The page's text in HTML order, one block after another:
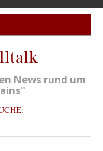
News rund um